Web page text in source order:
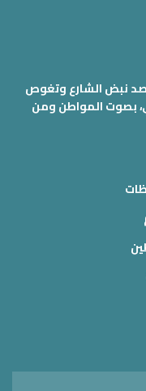
نبض الشارع وتغوص
بصوت المواطن ومن